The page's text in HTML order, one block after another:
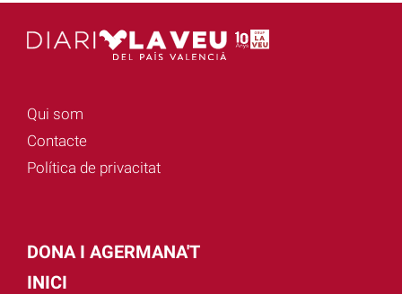
Qui som
Contacte
Política de privacitat
DONA I AGERMANA'T
INICI